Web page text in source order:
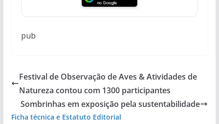
pub
Festival de Observação de Aves & Atividades de
Natureza contou com 1300 participantes
Sombrinhas em exposição pela sustentabilidade
Ficha técnica e Estatuto Editorial